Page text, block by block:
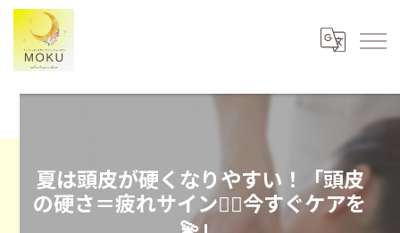
夏は頭皮が硬くなりやすい！「頭皮
の硬さ＝疲れサイン😵‍💫今すぐケアを
💫」